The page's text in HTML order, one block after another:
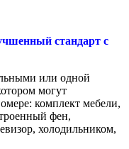
стандарт с
или одной
могут
комплект мебели,
фен,
холодильником,